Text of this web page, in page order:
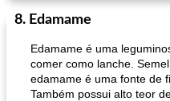
muffins de farelo de harriet
8. Edamame
Edamame é uma
comer como lanche.
edamame é uma fonte de
Também possui alto teor